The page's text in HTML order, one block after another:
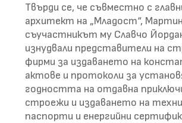
Твърди се, че съвместно с
архитект на „Младост“,
съучастникът му Славчо
изнудвали представители на
фирми за издаването на
актове и протоколи за
годността на отдавна
строежи и издаването на
паспорти и енергийни